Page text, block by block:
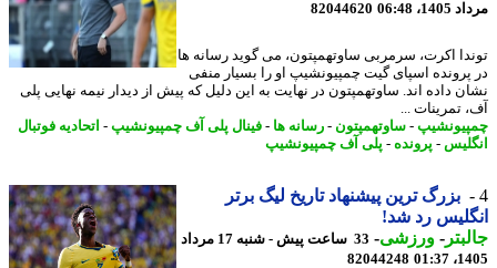
06:48
82044620
اکرت، سرمربی ساوتهمپتون، می گوید رسانه ها
اسپای گیت چمپیونشیپ او را بسیار منفی
داده اند. ساوتهمپتون در نهایت به این دلیل که پیش از دیدار نیمه نهایی پلی
تمرینات ...
-ساوتهمپتون-رسانه ها- فینال پلی آف چمپیونشیپ-اتحادیه فوتبال
-پرونده -پلی آف چمپیونشیپ
بزرگ ترین پیشنهاد تاریخ لیگ برتر
رد شد!
-ورزشی-
33 ساعت پیش - شنبه 17 مرداد
82044248